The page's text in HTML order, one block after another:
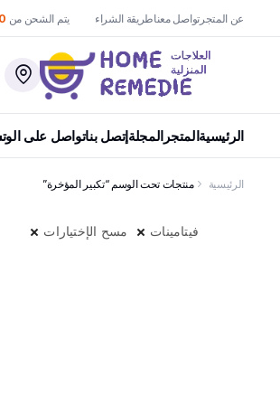
عن المتجرتواصل معناطريقة الشراء يتم الشحن من
الرئيسيةالمتجر المجلةإتصل بناتواصل على
الرئيسية منتجات تحت الوسم “تكبير المؤخرة”
مسح الإختيارات فيتامينات